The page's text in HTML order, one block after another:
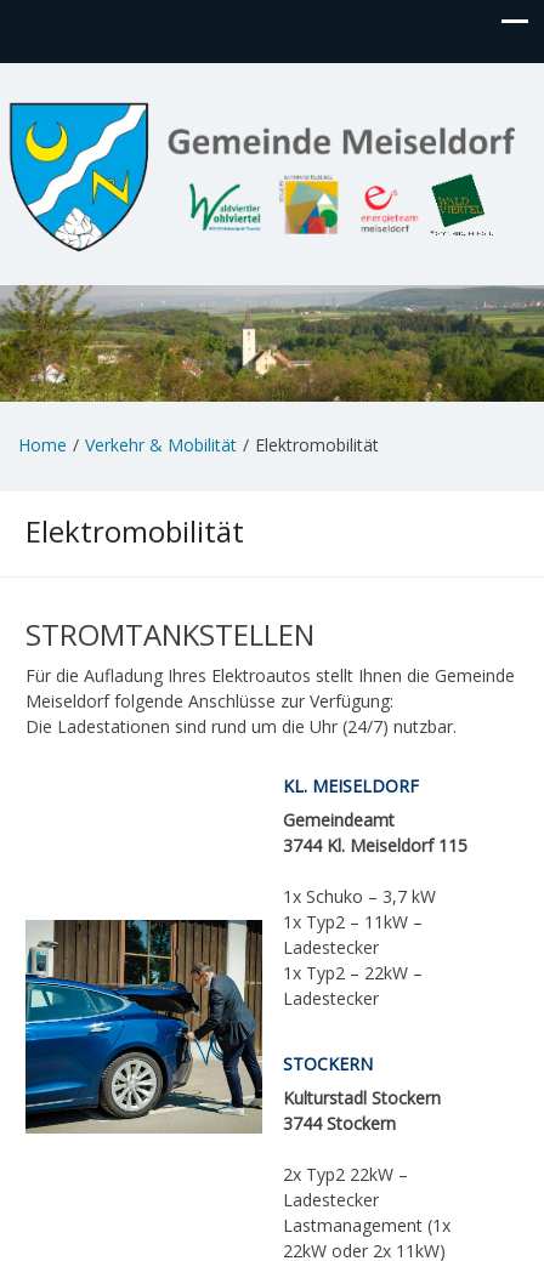
Home Verkehr & Mobilität Elektromobilität
Elektromobilität
STROMTANKSTELLEN
Für die Aufladung Ihres Elektroautos stellt Ihnen die Gemeinde
Meiseldorf folgende Anschlüsse zur Verfügung:
Die Ladestationen sind rund um die Uhr (24/7) nutzbar.
KL. MEISELDORF
Gemeindeamt
3744 Kl. Meiseldorf 115
1x Schuko – 3,7 kW
1x Typ2 – 11kW –
Ladestecker
1x Typ2 – 22kW –
Ladestecker
STOCKERN
Kulturstadl Stockern
3744 Stockern
2x Typ2 22kW –
Ladestecker
Lastmanagement (1x
22kW oder 2x 11kW)